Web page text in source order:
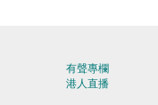
有聲專欄
港人直播